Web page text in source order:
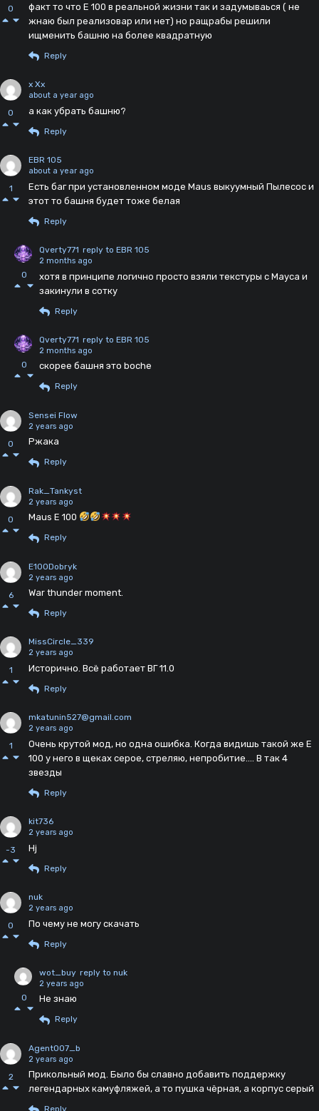
0
факт то что Е 100 в реальной жизни так и задумываься ( не
жнаю был реализовар или нет) но ращрабы решили
ищменить башню на более квадратную
Reply
0
x Xx
about a year ago
а как убрать башню?
Reply
1
EBR 105
about a year ago
Есть баг при установленном моде Maus выкуумный Пылесос и
этот то башня будет тоже белая
Reply
0
Qverty771 reply to EBR 105
2 months ago
хотя в принципе логично просто взяли текстуры с Мауса и
закинули в сотку
Reply
0
Qverty771 reply to EBR 105
2 months ago
скорее башня это boche
Reply
0
Sensei Flow
2 years ago
Ржака
Reply
0
Rak_Tankyst
2 years ago
Maus E 100
Reply
6
E100Dobryk
2 years ago
War thunder moment.
Reply
1
MissCircle_339
2 years ago
Исторично. Всё работает ВГ 11.0
Reply
1
mkatunin527@gmail.com
2 years ago
Очень крутой мод, но одна ошибка. Когда видишь такой же Е
100 у него в щеках серое, стреляю, непробитие.... В так 4
звезды
Reply
-3
kit736
2 years ago
Hj
Reply
0
nuk
2 years ago
По чему не могу скачать
Reply
0
wot_buy reply to nuk
2 years ago
Не знаю
Reply
2
Agent007_b
2 years ago
Прикольный мод. Было бы славно добавить поддержку
легендарных камуфляжей, а то пушка чёрная, а корпус серый